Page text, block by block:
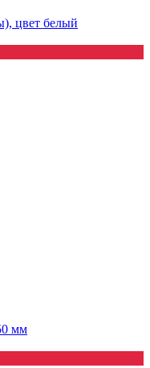
цвет белый
мм